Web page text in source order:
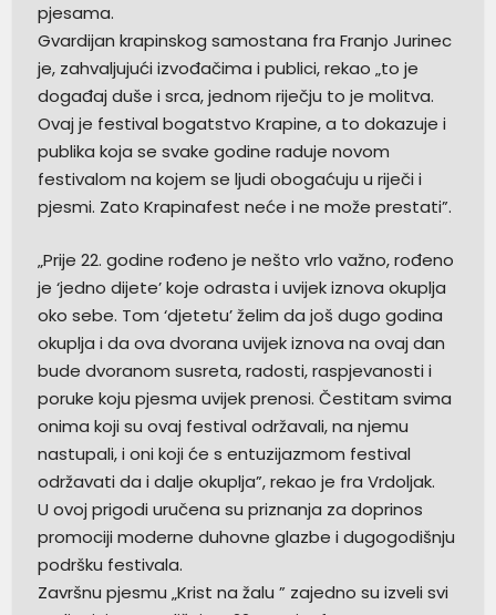
pjesama.
Gvardijan krapinskog samostana fra Franjo Jurinec
je, zahvaljujući izvođačima i publici, rekao „to je
događaj duše i srca, jednom riječju to je molitva.
Ovaj je festival bogatstvo Krapine, a to dokazuje i
publika koja se svake godine raduje novom
festivalom na kojem se ljudi obogaćuju u riječi i
pjesmi. Zato Krapinafest neće i ne može prestati”.
„Prije 22. godine rođeno je nešto vrlo važno, rođeno
je ‘jedno dijete’ koje odrasta i uvijek iznova okuplja
oko sebe. Tom ‘djetetu’ želim da još dugo godina
okuplja i da ova dvorana uvijek iznova na ovaj dan
bude dvoranom susreta, radosti, raspjevanosti i
poruke koju pjesma uvijek prenosi. Čestitam svima
onima koji su ovaj festival održavali, na njemu
nastupali, i oni koji će s entuzijazmom festival
održavati da i dalje okuplja”, rekao je fra Vrdoljak.
U ovoj prigodi uručena su priznanja za doprinos
promociji moderne duhovne glazbe i dugogodišnju
podršku festivala.
Završnu pjesmu „Krist na žalu ” zajedno su izveli svi